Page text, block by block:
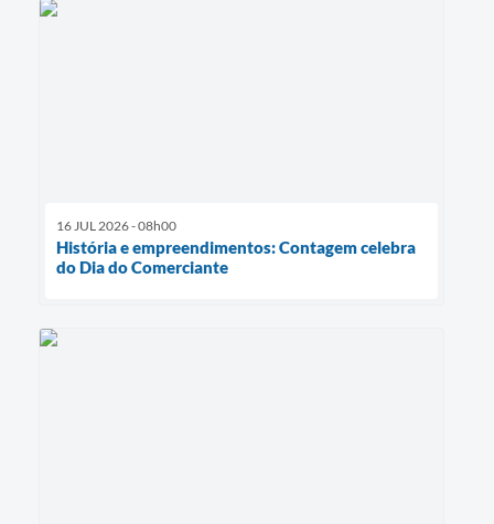
16 JUL 2026 - 08h00
História e empreendimentos: Contagem celebra
do Dia do Comerciante